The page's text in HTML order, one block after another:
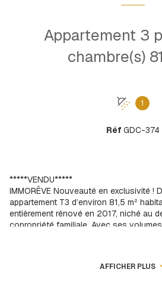
Appartement 3 pièce(s) 2
1
Réf GDC-374
*****VENDU*****
IMMORÊVE Nouveauté en exclusivité !
appartement T3 d’environ 81,5 m²
entièrement rénové en 2017, niché au
copropriété familiale. Avec ses
vous mène à une cuisine semi-
AFFICHER PLUS